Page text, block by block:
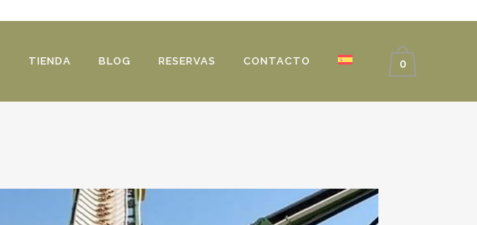
0
TIENDA BLOG RESERVAS CONTACTO